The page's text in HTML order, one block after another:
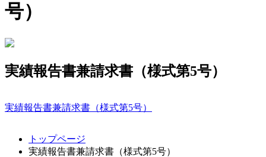
号）
実績報告書兼請求書（様式第5号）
実績報告書兼請求書（様式第5号）
トップページ
実績報告書兼請求書（様式第5号）